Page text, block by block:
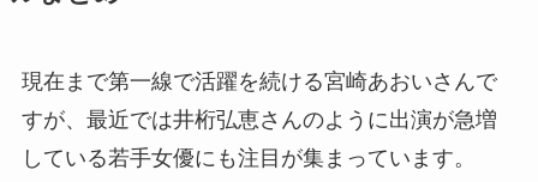
現在まで第一線で活躍を続ける宮崎あおいさんで
すが、最近では井桁弘恵さんのように出演が急増
している若手女優にも注目が集まっています。